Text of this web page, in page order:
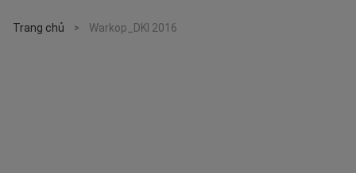
Trang chủ > Warkop_DKI 2016